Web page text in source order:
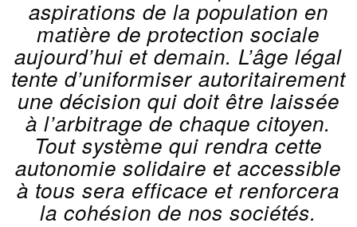
aspirations de la population en
matière de protection sociale
aujourd’hui et demain. L’âge légal
tente d’uniformiser autoritairement
une décision qui doit être laissée
à l’arbitrage de chaque citoyen.
Tout système qui rendra cette
autonomie solidaire et accessible
à tous sera efficace et renforcera
la cohésion de nos sociétés.